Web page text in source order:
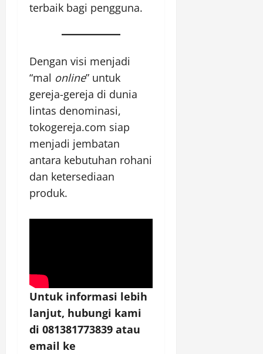
terbaik bagi pengguna.
Dengan visi menjadi
“mal online” untuk
gereja-gereja di dunia
lintas denominasi,
tokogereja.com siap
menjadi jembatan
antara kebutuhan rohani
dan ketersediaan
produk.
Untuk informasi lebih
lanjut, hubungi kami
di 081381773839 atau
email ke